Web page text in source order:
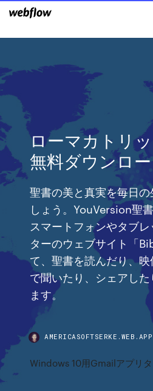
ローマカトリ
無料ダウンロ
聖書の美と真実を毎日
しょう。YouVersion聖
スマートフォンやタブ
ターのウェブサイト「
て、聖書を読んだり、
で聞いたり、シェアし
ます。
AMERICASOFTSERKE.WEB.APP
Windows 10用Gmailアプリ